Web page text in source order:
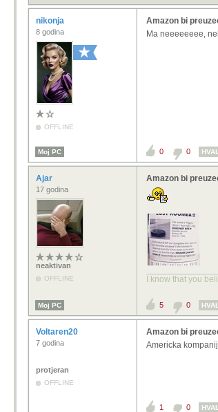
nikonja
8 godina
OFFLINE
Amazon bi
Ma neeeeeeee,
Moj PC 0 0
Ajar
17 godina
neaktivan
OFFLINE
Amazon bi
I know that you
Moj PC 5 0
Voltaren20
7 godina
protjeran
OFFLINE
Amazon bi
Americka
1 0